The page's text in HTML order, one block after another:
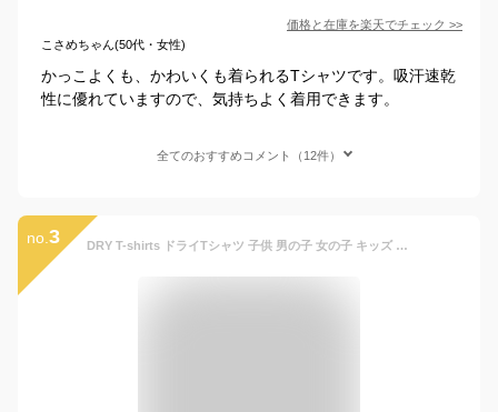
価格と在庫を楽天でチェック >>
こさめちゃん(50代・女性)
かっこよくも、かわいくも着られるTシャツです。吸汗速乾
性に優れていますので、気持ちよく着用できます。
全てのおすすめコメント（12件）
no. 3 DRY T-shirts ドライTシャツ 子供 男の子 女の子 キッズ 園児 80〜130cm ドライメッシュ140〜150g/ 吸汗速乾 軽量 スポーツ お外遊び 34018 中国製